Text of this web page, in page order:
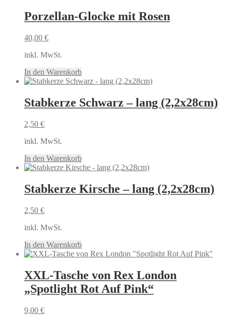
Porzellan-Glocke mit Rosen
40,00 €
inkl. MwSt.
In den Warenkorb
Stabkerze Schwarz – lang (2,2x28cm)
2,50 €
inkl. MwSt.
In den Warenkorb
Stabkerze Kirsche – lang (2,2x28cm)
2,50 €
inkl. MwSt.
In den Warenkorb
XXL-Tasche von Rex London
„Spotlight Rot Auf Pink“
9,00 €